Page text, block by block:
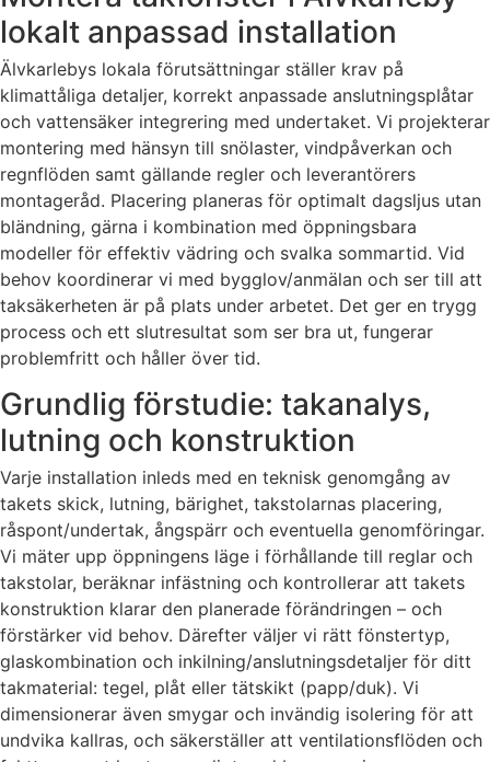
lokalt anpassad installation
Älvkarlebys lokala förutsättningar ställer krav på
klimattåliga detaljer, korrekt anpassade anslutningsplåtar
och vattensäker integrering med undertaket. Vi projekterar
montering med hänsyn till snölaster, vindpåverkan och
regnflöden samt gällande regler och leverantörers
montageråd. Placering planeras för optimalt dagsljus utan
bländning, gärna i kombination med öppningsbara
modeller för effektiv vädring och svalka sommartid. Vid
behov koordinerar vi med bygglov/anmälan och ser till att
taksäkerheten är på plats under arbetet. Det ger en trygg
process och ett slutresultat som ser bra ut, fungerar
problemfritt och håller över tid.
Grundlig förstudie: takanalys,
lutning och konstruktion
Varje installation inleds med en teknisk genomgång av
takets skick, lutning, bärighet, takstolarnas placering,
råspont/undertak, ångspärr och eventuella genomföringar.
Vi mäter upp öppningens läge i förhållande till reglar och
takstolar, beräknar infästning och kontrollerar att takets
konstruktion klarar den planerade förändringen – och
förstärker vid behov. Därefter väljer vi rätt fönstertyp,
glaskombination och inkilning/anslutningsdetaljer för ditt
takmaterial: tegel, plåt eller tätskikt (papp/duk). Vi
dimensionerar även smygar och invändig isolering för att
undvika kallras, och säkerställer att ventilationsflöden och